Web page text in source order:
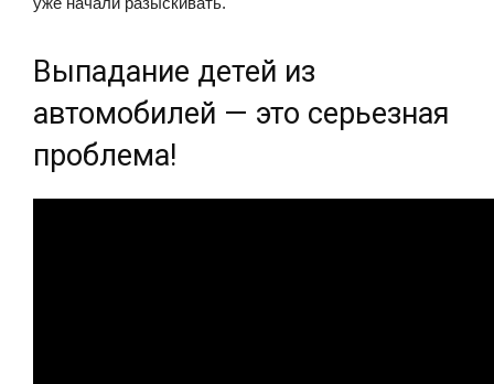
Выпадание детей из
автомобилей — это серьезная
проблема!